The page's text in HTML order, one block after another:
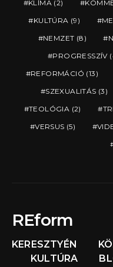
KLÍMA(2)
KULTÚRA (9)
NEMZET (8)
PROGRESSZÍV
REFORMÁCIÓ (13)
SZEXUALITÁS (3)
TEOLÓGIA (2)
VERSUS (5)
REform
KERESZTYÉN
KULTÚRA